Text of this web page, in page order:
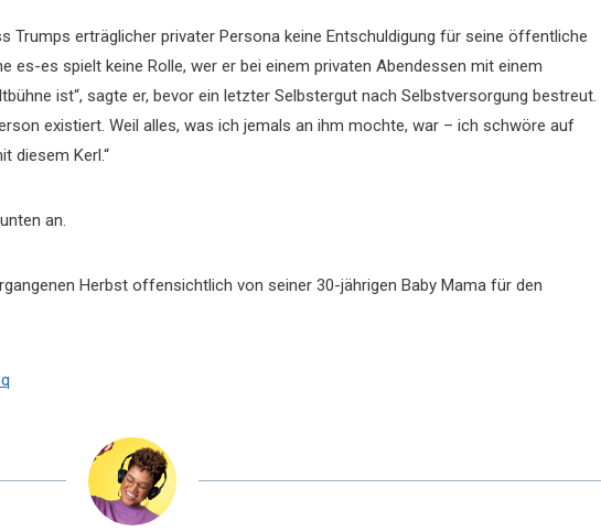
Trumps erträglicher privater Persona keine Entschuldigung für seine öffentliche
es-es spielt keine Rolle, wer er bei einem privaten Abendessen mit einem
ist“, sagte er, bevor ein letzter Selbstergut nach Selbstversorgung bestreut.
existiert. Weil alles, was ich jemals an ihm mochte, war – ich schwöre auf
diesem Kerl.“
an.
Herbst offensichtlich von seiner 30-jährigen Baby Mama für den